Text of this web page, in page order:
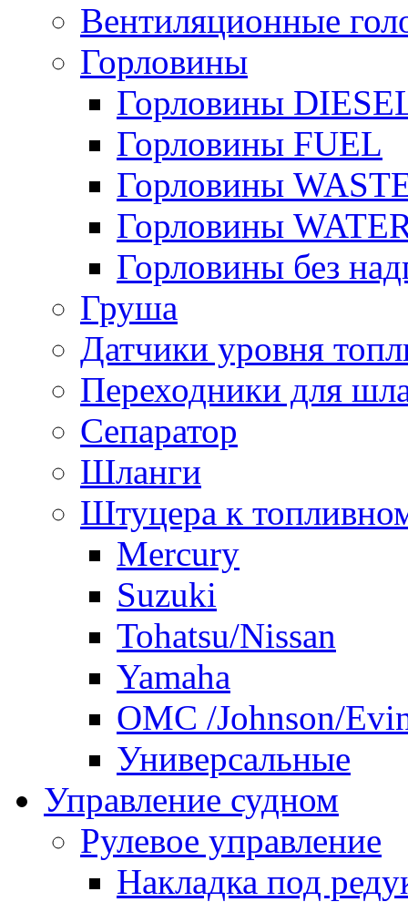
Вентиляционные
Горловины
Горловины
Горловины FUEL
Горловины
Горловины
Горловины без
Груша
Датчики уровня
Переходники для
Сепаратор
Шланги
Штуцера к
Mercury
Suzuki
Tohatsu/Nissan
Yamaha
ОМС /Johnson/
Универсальные
Управление судном
Рулевое управление
Накладка под